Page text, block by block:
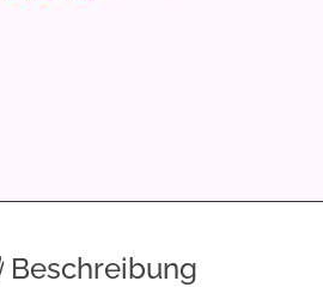
Beschreibung